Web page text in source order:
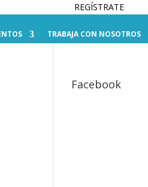
REGÍSTRATE
TRABAJA CON NOSOTROS
Facebook